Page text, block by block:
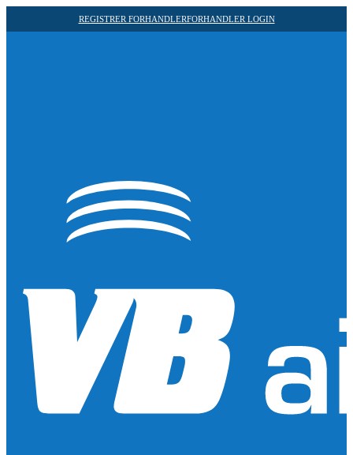
REGISTRER FORHANDLERFORHANDLER LOGIN